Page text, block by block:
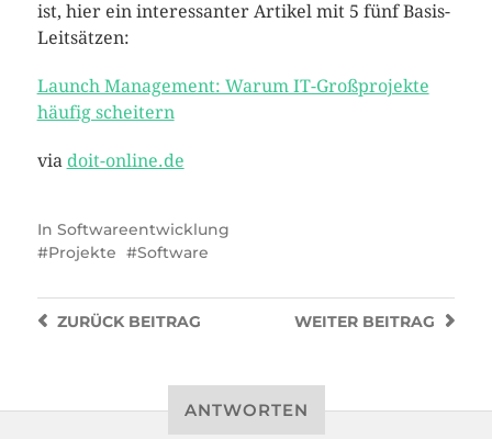
ist, hier ein interessanter Artikel mit 5 fünf Basis-
Leitsätzen:
Launch Management: Warum IT-Großprojekte
häufig scheitern
via doit-online.de
In Softwareentwicklung
Projekte
Software
WEITER BEITRAG
ZURÜCKBEITRAG
ANTWORTEN